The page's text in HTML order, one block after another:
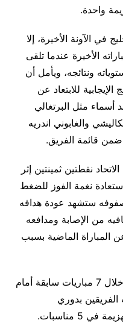
في الآونة الأخيرة، إلا
الأخيرة عندما تلقى
ونتائجه، ويأمل أن
للابتعاد عن
مثل البرتغالي
والغابوني اندريه
قائمة الفريق.
نقطتين ثمينتين إثر
نغمة الفوز للضغط
ستشهد عودة هدافه
من الإصابة ومدافعه
الماضية بسبب
ولم يستطع الخليج تحقيق أي فوز خلال 7 مباريات سابقة أمام
بدوري
5 مناسبات.